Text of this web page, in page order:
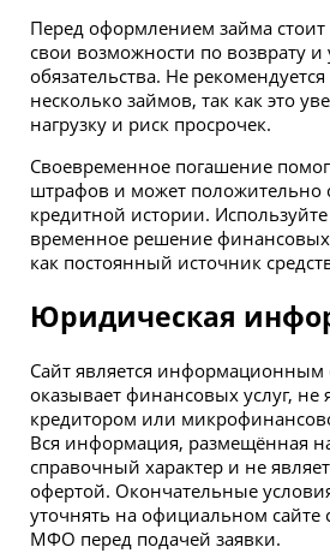
Перед оформлением займа стоит
свои возможности по возврату
обязательства. Не
несколько займов, так как это
нагрузку и риск просрочек.
Своевременное погашение
штрафов и может положительно
кредитной истории.
временное решение финансовых
как постоянный источник
Юридическая
Сайт является информационным
оказывает финансовых услуг, не
кредитором или
Вся информация, размещённая
справочный характер и не
офертой. Окончательные
уточнять на официальном сайте
МФО перед подачей заявки.